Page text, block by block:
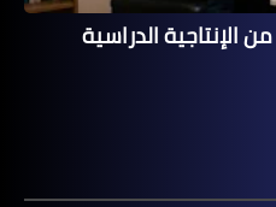
الإنتاجية الدراسية